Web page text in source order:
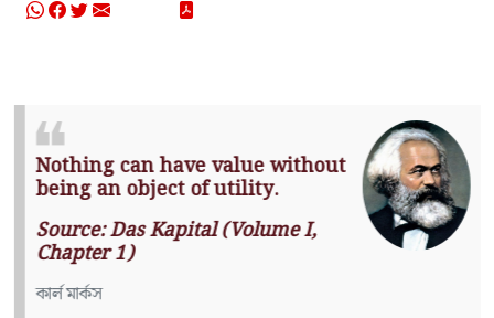
Nothing can have value without
being an object of utility.
Source: Das Kapital (Volume I,
Chapter 1)
কার্ল মার্কস